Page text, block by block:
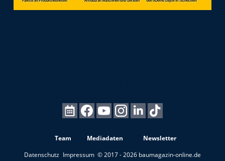
Team Mediadaten
Newsletter
Datenschutz Impressum © 2017 - 2026 baumagazin-online.de